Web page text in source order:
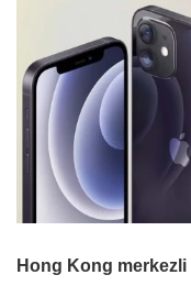
Hong Kong merkezli